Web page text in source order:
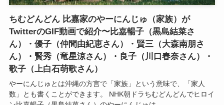
ちむどんどん 比嘉家のやーにんじゅ（家族）が
TwitterのGIF動画で紹介〜比嘉暢子（黒島結菜さ
ん）・優子（仲間由紀恵さん）・賢三（大森南朋さ
ん）・賢秀（竜星涼さん）・良子（川口春奈さん）・
歌子（上白石萌歌さん）
やーにんじゅとは沖縄の方言で「家族」という意味で、「家人
数」とも書くことができます。 NHK朝ドラちむどんどんでヒロイ